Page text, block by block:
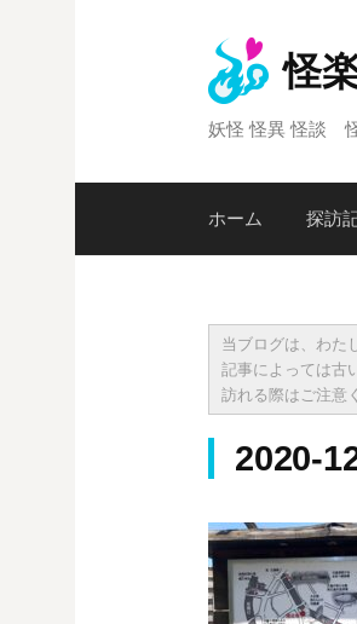
へ
怪
妖怪 怪異 怪談
ホーム 探訪
当ブログは、わた
記事によっては古
訪れる際はご注意
2020-